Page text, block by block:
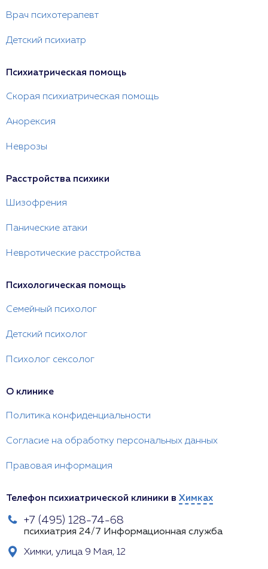
Врач психотерапевт
Детский психиатр
Психиатрическая помощь
Скорая психиатрическая помощь
Анорексия
Неврозы
Расстройства психики
Шизофрения
Панические атаки
Невротические расстройства
Психологическая помощь
Семейный психолог
Детский психолог
Психолог сексолог
О клинике
Политика конфиденциальности
Согласие на обработку персональных данных
Правовая информация
Телефон психиатрической клиники в Химках
+7 (495) 128-74-68
психиатрия 24/7 Информационная служба
Химки, улица 9 Мая, 12